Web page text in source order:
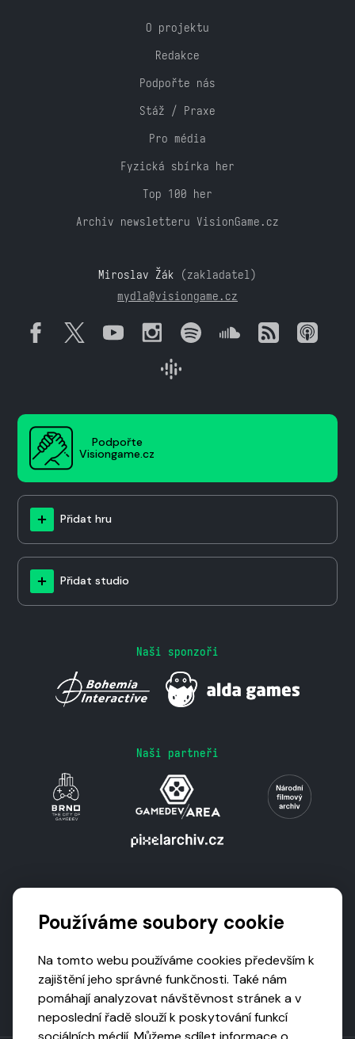
O projektu
Redakce
Podpořte nás
Stáž / Praxe
Pro média
Fyzická sbírka her
Top 100 her
Archiv newsletteru VisionGame.cz
Miroslav Žák (zakladatel)
mydla@visiongame.cz
Podpořte
Visiongame.cz
Přidat hru
Přidat studio
Naši sponzoři
Naši partneři
Používáme soubory cookie
Na tomto webu používáme cookies především k
zajištění jeho správné funkčnosti. Také nám
pomáhají analyzovat návštěvnost stránek a v
neposlední řadě slouží k poskytování funkcí